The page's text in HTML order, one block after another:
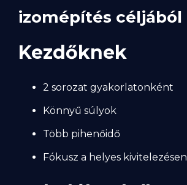
izomépítés céljából
Kezdőknek
2 sorozat gyakorlatonként
Könnyű súlyok
Több pihenőidő
Fókusz a helyes kivitelezésen